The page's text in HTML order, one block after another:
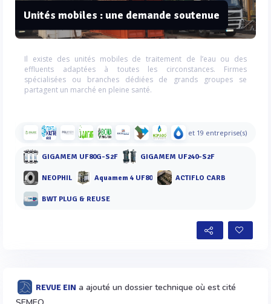
Unités mobiles : une demande soutenue
Il existe des unités mobiles de traitement de l’eau ou des
effluents adaptées à toutes les circonstances. Firmes
spécialisées ou branches dédiées de grands groupes se
partagent un marché en pleine santé.
et 19 entreprise(s)
GIGAMEM UF80G-S2F GIGAMEM UF240-S2F
NEOPHIL Aquamem 4 UF80 ACTIFLO CARB
BWT PLUG & REUSE
REVUE EIN a ajouté un dossier technique où est cité